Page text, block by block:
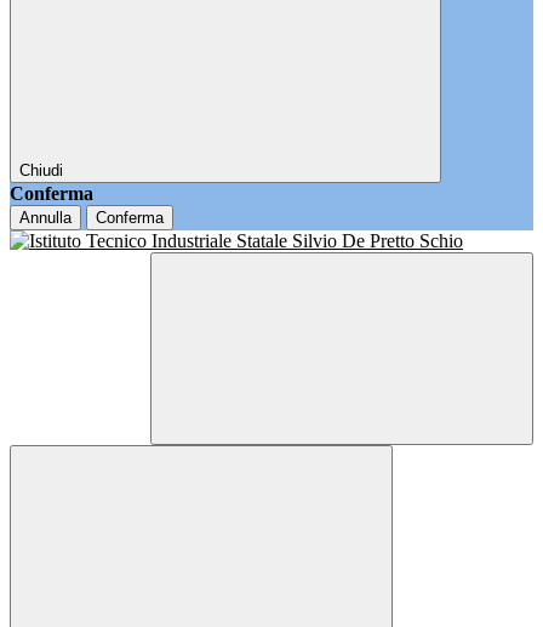
Chiudi
Conferma
Annulla Conferma